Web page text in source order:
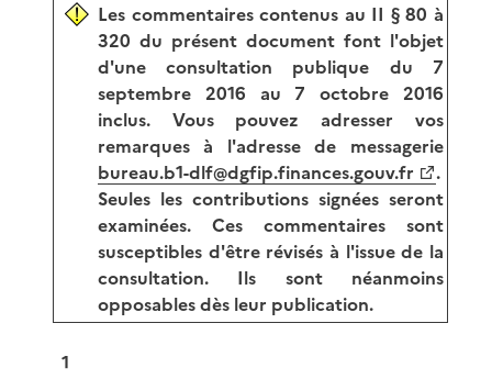
Les commentaires contenus au II § 80 à
320 du présent document font l'objet
d'une consultation publique du 7
septembre 2016 au 7 octobre 2016
inclus. Vous pouvez adresser vos
remarques à l'adresse de messagerie
bureau.b1-dlf@dgfip.finances.gouv.fr
.
Seules les contributions signées seront
examinées. Ces commentaires sont
susceptibles d'être révisés à l'issue de la
consultation. Ils sont néanmoins
opposables dès leur publication.
1